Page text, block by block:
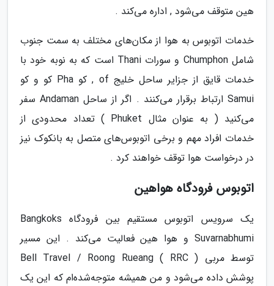
هین متوقف می‌شود , اداره می‌کند .
خدمات اتوبوس به هوا از مکان‌های مختلف به سمت جنوب
شامل Chumphon و سورات Thani است که به نوبه خود با
خدمات قایق از جزایر ساحل خلیج of , کو Pha کو و کو
Samui ارتباط برقرار می‌کنند . اگر از ساحل Andaman سفر
می‌کنید ( به عنوان مثال Phuket ) تعداد محدودی از
خدمات افراد مهم و برخی اتوبوس‌های متصل به بانکوک نیز
در درخواست هوا توقف خواهند کرد .
اتوبوس فرودگاه هواهین
یک سرویس اتوبوس مستقیم بین فرودگاه Bangkoks
Suvarnabhumi و هوا هین فعالیت می‌کند . این مسیر
توسط مربی Bell Travel / Roong Rueang ( RRC )
پوشش داده می‌شود و من همیشه متوجه‌شده‌ام که این یک